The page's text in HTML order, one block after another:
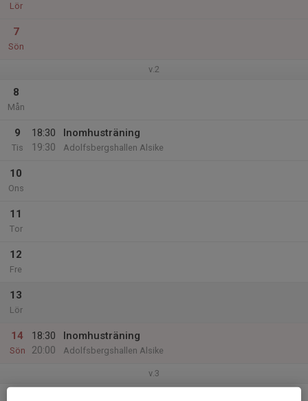
Lör
7
Sön
v.2
8
Mån
9
Tis
18:30
19:30
Inomhusträning
Adolfsbergshallen Alsike
10
Ons
11
Tor
12
Fre
13
Lör
14
Sön
18:30
20:00
Inomhusträning
Adolfsbergshallen Alsike
v.3